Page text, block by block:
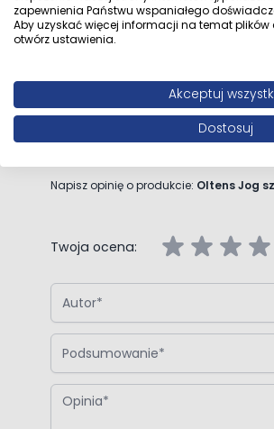
Napisz opinię o produkcie: Oltens Jog
Twoja ocena:
Autor
Podsumowanie
Opinia
zapewnienia Państwu wspaniałego
Aby uzyskać więcej informacji na temat plików
otwórz ustawienia.
Akceptuj
Dostosuj